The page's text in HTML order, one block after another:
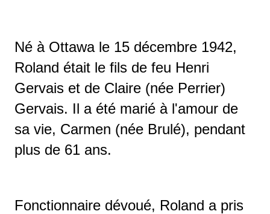
Né à Ottawa le 15 décembre 1942,
Roland était le fils de feu Henri
Gervais et de Claire (née Perrier)
Gervais. Il a été marié à l'amour de
sa vie, Carmen (née Brulé), pendant
plus de 61 ans.
Fonctionnaire dévoué, Roland a pris